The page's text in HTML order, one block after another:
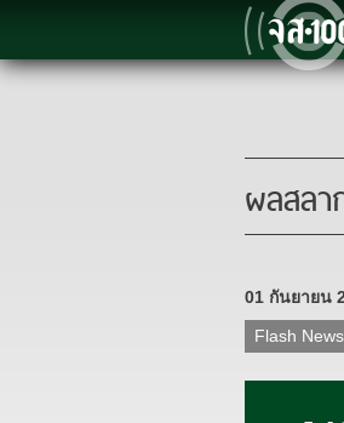
ผลสลา
01 กันยายน
Flash News